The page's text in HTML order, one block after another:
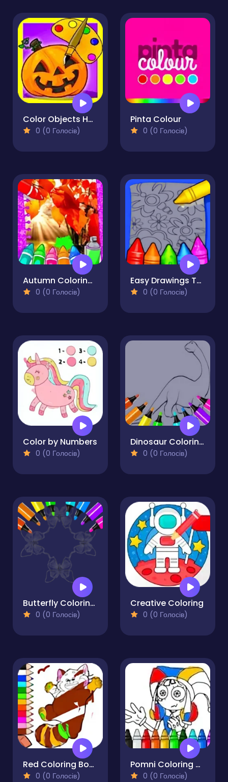
Color Objects Halloween
0 (0 Голосів)
Pinta Colour
0 (0 Голосів)
Autumn Coloring Game
0 (0 Голосів)
Easy Drawings To Color For Kids
0 (0 Голосів)
Color by Numbers
0 (0 Голосів)
Dinosaur Coloring Pages Kids
0 (0 Голосів)
Butterfly Coloring Pages Kids
0 (0 Голосів)
Creative Coloring
0 (0 Голосів)
Red Coloring Book
0 (0 Голосів)
Pomni Coloring Book
0 (0 Голосів)